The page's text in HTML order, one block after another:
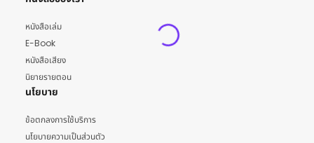
หนังสือเล่ม
E-Book
หนังสือเสียง
นิยายรายตอน
นโยบาย
ข้อตกลงการใช้บริการ
นโยบายความเป็นส่วนตัว